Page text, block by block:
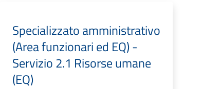
Specializzato amministrativo
(Area funzionari ed EQ) -
Servizio 2.1 Risorse umane
(EQ)